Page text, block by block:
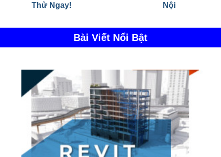
Thử Ngay!
Nội
Bài Viết Nổi Bật